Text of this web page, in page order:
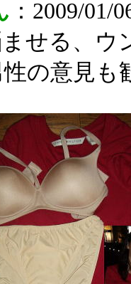
：2009/01/
せる、
の意見も